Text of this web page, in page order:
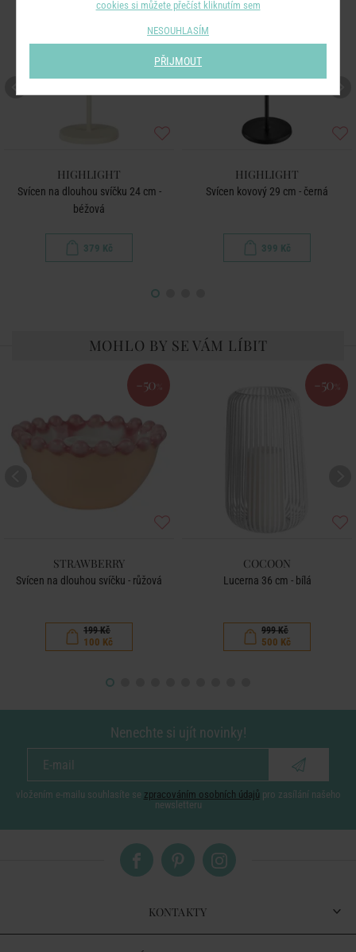
HIGHLIGHT
Svícen na dlouhou svíčku 24 cm -
béžová
379 Kč
HIGHLIGHT
Svícen kovový 29 cm - černá
399 Kč
MOHLO BY SE VÁM LÍBIT
-50 %
STRAWBERRY
Svícen na dlouhou svíčku - růžová
199 Kč
100 Kč
-50 %
COCOON
Lucerna 36 cm - bílá
999 Kč
500 Kč
Nenechte si ujít novinky!
vložením e-mailu souhlasíte se zpracováním osobních údajů pro zasílání našeho
newsletteru
KONTAKTY
cookies si můžete přečíst kliknutím sem
NESOUHLASÍM
PŘIJMOUT